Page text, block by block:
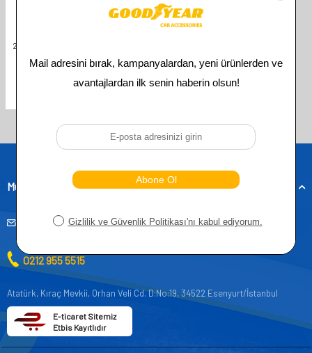
2'LI MUZ SILECEK TAKIMI 1999-2006
SUV (600MM+550MM)
TL
Toplam ürün bulunmaktadır.
Müşteri Hizmetleri
musteridestek@goodyearotoaksesuar.com.tr
0212 955 5515
Atatürk, Kıraç Mevkii, Orhan Veli Cd. D:No:19, 34522 Esenyurt/İstanbul
E-ticaret Sitemiz
Etbis Kayıtlıdır